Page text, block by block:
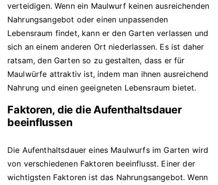
verteidigen. Wenn ein Maulwurf keinen ausreichenden
Nahrungsangebot oder einen unpassenden
Lebensraum findet, kann er den Garten verlassen und
sich an einem anderen Ort niederlassen. Es ist daher
ratsam, den Garten so zu gestalten, dass er für
Maulwürfe attraktiv ist, indem man ihnen ausreichend
Nahrung und einen geeigneten Lebensraum bietet.
Faktoren, die die Aufenthaltsdauer
beeinflussen
Die Aufenthaltsdauer eines Maulwurfs im Garten wird
von verschiedenen Faktoren beeinflusst. Einer der
wichtigsten Faktoren ist das Nahrungsangebot. Wenn